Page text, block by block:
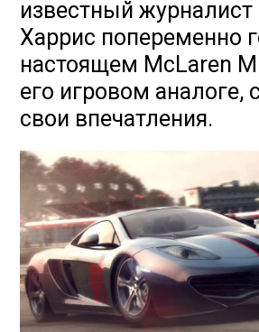
известный журналист
Харрис попеременно
настоящем McLaren
его игровом аналоге,
свои впечатления.